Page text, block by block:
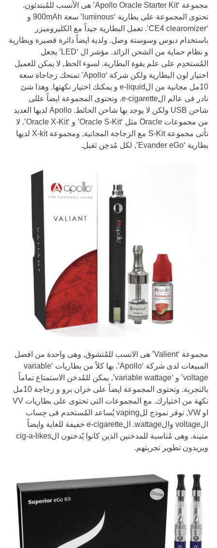
مجموعة ‘Apollo Oracle Starter Kit’ هى الأنسب للمُبتدئون.
تحتوى المجموعة على بطارية ‘luminous’ سعة 900mAh و
‘CE4 clearomizer’. تعمل البطارية جيداً مع الكليروميزر
باستخدام دبوس وسوستة وصل. ولدية ايضاً دائرة قصيرة وبطارية
و نظام حماية من الشحن الزائد. مؤشر ال ‘LED’ يجعل
المُستخدِم على علم بقوة البطارية. لسوء الحظ, لا يمكن للعميل
اختيار لون البطارية ولكن شركة ‘Apollo’ تمنحك زجاجاة سعة
10مل مجانية من الe-liquid و يمكنك اختيار نكهتها. وهذا شئ
نادر فى عالم الe-cigarette. وتحتوى المجموعة ايضاً عللى
شاحن USB ولكن لا يوجد بها شاحن الحائط. Apollo لديها العديد
من مجموعات Oracle مثل ‘Oracle S-Kit’ و ‘Oracle X-Kit’. لا
تأتى مجموعة S-Kit مع الزجاجة المجانية, ومجموعة X-kit لديها
بطارية ‘Evander eGo’, لكل مُدخِن ثقيل.
مجموعة ‘Valient’ هى الانسب للمُتشوق, وهى واحدة من افضل
المبيعات لدى شركة ‘Apollo’. بها كلاً من بطاريات ‘variable
voltage’ و ‘variable wattage’, يمكن للمُدخن الاستمتاع تماماً
بالتجربة. وتحتوى المجموعة ايضاً على خزان برو و زجاجة 10مل
نكهة من اختيارك. مع المجموعات التى تحتوى على بطاريات VV
او VW, نوفر نموذج للvaping يُساعد المُستخدم فى حِساب
الvoltage والwattage. الe-cigarette خفيفة للغاية وايضاً
متينة. وهى مُناسبة للمدخنين الذين كانوا يُدخنون الcig-a-likes
ويريدون تطوير تجربتهم.